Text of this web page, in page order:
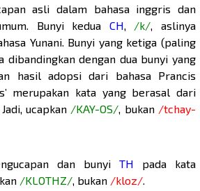
asli dalam bahasa inggris dan
Bunyi kedua CH, /k/, aslinya
Yunani. Bunyi yang ketiga (paling
dibandingkan dengan dua bunyi yang
hasil adopsi dari bahasa Prancis
merupakan kata yang berasal dari
ucapkan /KAY-OS/, bukan /tchay-
dan bunyi TH pada kata
/KLOTHZ/, bukan /kloz/.